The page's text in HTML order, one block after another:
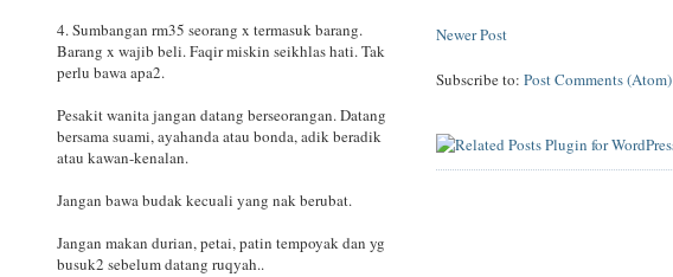
Newer Post
Subscribe to:Post Comments (Atom)
4. Sumbangan rm35 seorang x termasuk barang.
Barang x wajib beli. Faqir miskin seikhlas hati. Tak
perlu bawa apa2.
Pesakit wanita jangan datang berseorangan. Datang
bersama suami, ayahanda atau bonda, adik beradik
atau kawan-kenalan.
Jangan bawa budak kecuali yang nak berubat.
Jangan makan durian, petai, patin tempoyak dan yg
busuk2 sebelum datang ruqyah..